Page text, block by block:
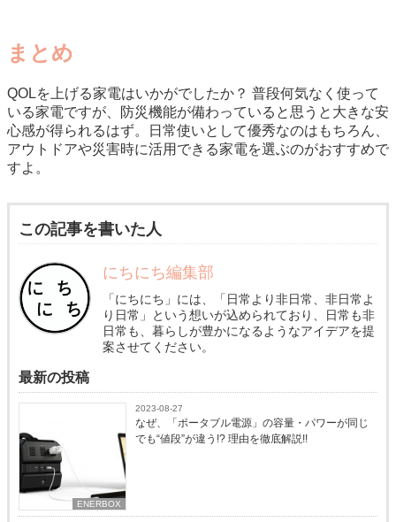
まとめ
QOLを上げる家電はいかがでしたか？ 普段何気なく使って
いる家電ですが、防災機能が備わっていると思うと大きな安
心感が得られるはず。日常使いとして優秀なのはもちろん、
アウトドアや災害時に活用できる家電を選ぶのがおすすめで
すよ。
この記事を書いた人
にちにち編集部
「にちにち」には、「日常より非日常、非日常よ
り日常」という想いが込められており、日常も非
日常も、暮らしが豊かになるようなアイデアを提
案させてください。
最新の投稿
ENERBOX
2023-08-27
なぜ、「ポータブル電源」の容量・パワーが同じ
でも“値段”が違う!? 理由を徹底解説!!